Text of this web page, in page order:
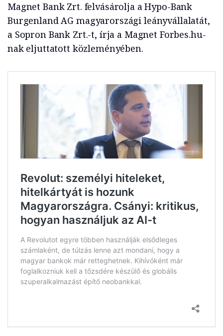
Magnet Bank Zrt. felvásárolja a Hypo-Bank
Burgenland AG magyarországi leányvállalatát,
a Sopron Bank Zrt.-t, írja a Magnet Forbes.hu-
nak eljuttatott közleményében.